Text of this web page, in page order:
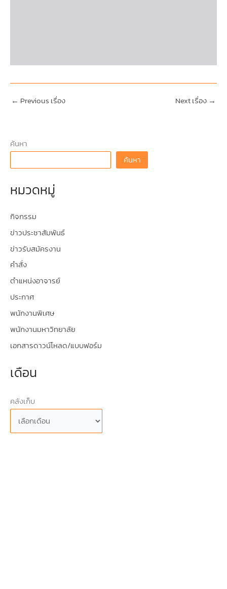
← Previous เรื่อง Next เรื่อง →
ค้นหา
ค้นหา
หมวดหมู่
กิจกรรม
ข่าวประชาสัมพันธ์
ข่าวรับสมัครงาน
คำสั่ง
ตำแหน่งอาจารย์
ประกาศ
พนักงานพิเศษ
พนักงานมหาวิทยาลัย
เอกสารดาวน์โหลด/แบบฟอร์ม
เดือน
คลังเก็บ